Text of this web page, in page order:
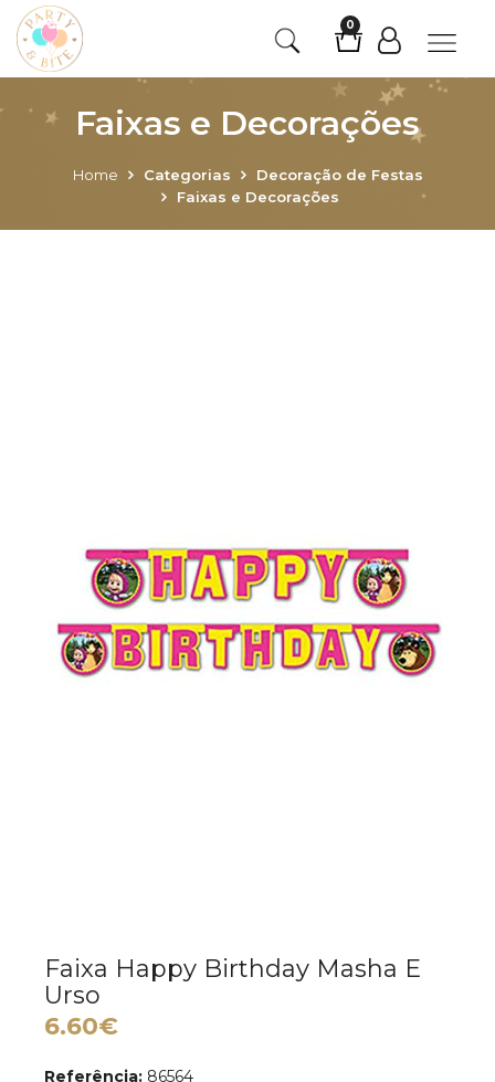
0
Faixas e Decorações
Home Categorias
Decoração de Festas
Faixas e Decorações
Faixa Happy Birthday Masha E
Urso
6.60€
Referência: 86564